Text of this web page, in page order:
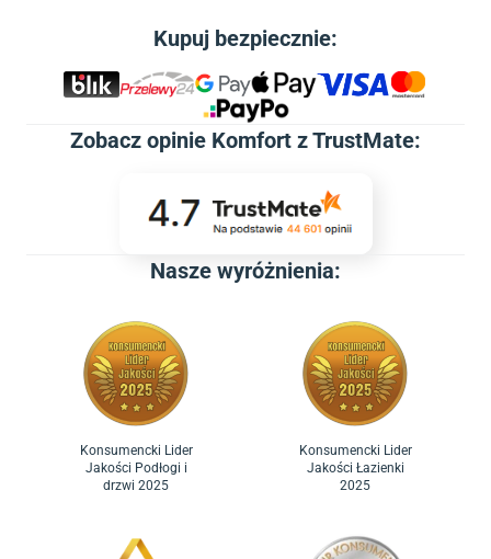
Kupuj bezpiecznie:
Zobacz opinie Komfort z TrustMate:
Nasze wyróżnienia:
Konsumencki Lider
Jakości Podłogi i
drzwi 2025
Konsumencki Lider
Jakości Łazienki
2025